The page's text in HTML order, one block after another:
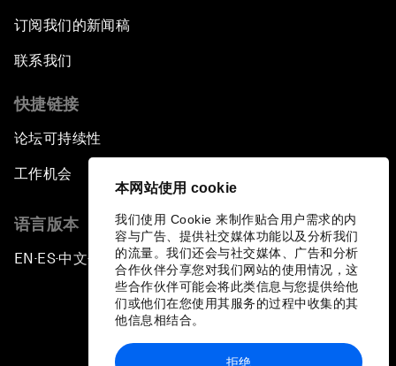
本网站使用 cookie
我们使用 Cookie 来制作贴合用户需求的内
容与广告、提供社交媒体功能以及分析我们
的流量。我们还会与社交媒体、广告和分析
合作伙伴分享您对我们网站的使用情况，这
些合作伙伴可能会将此类信息与您提供给他
们或他们在您使用其服务的过程中收集的其
他信息相结合。
拒绝
订阅我们的新闻稿
联系我们
快捷链接
论坛可持续性
工作机会
语言版本
EN ▪ ES▪中文▪ 日本語